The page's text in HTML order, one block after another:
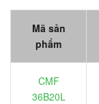
Mã sản
phẩm
CMF
36B20L